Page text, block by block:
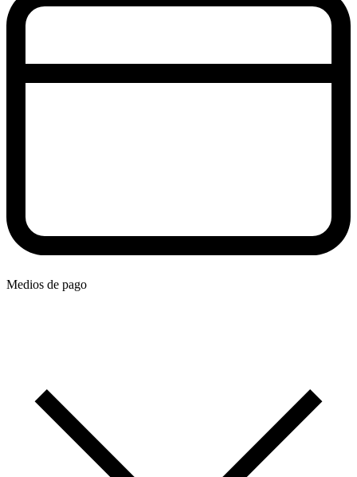
Medios de pago